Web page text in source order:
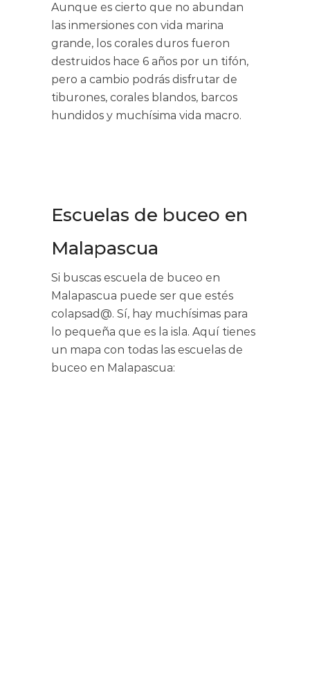
Aunque es cierto que no abundan
las inmersiones con vida marina
grande, los corales duros fueron
destruidos hace 6 años por un tifón,
pero a cambio podrás disfrutar de
tiburones, corales blandos, barcos
hundidos y muchísima vida macro.
Escuelas de buceo en
Malapascua
Si buscas escuela de buceo en
Malapascua puede ser que estés
colapsad@. Sí, hay muchísimas para
lo pequeña que es la isla. Aquí tienes
un mapa con todas las escuelas de
buceo en Malapascua: